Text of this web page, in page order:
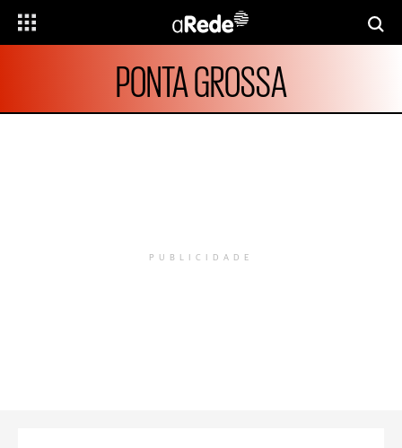
PONTA GROSSA
PUBLICIDADE